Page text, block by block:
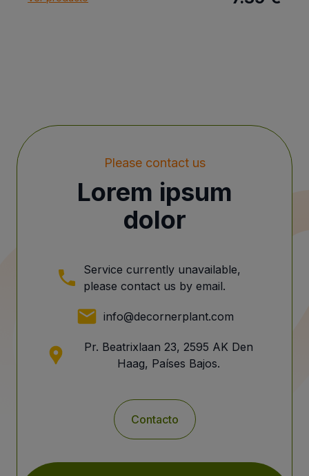
Please contact us
Lorem ipsum
dolor
Service currently unavailable,
please contact us by email.
info@decornerplant.com
Pr. Beatrixlaan 23, 2595 AK Den
Haag, Países Bajos.
Contacto